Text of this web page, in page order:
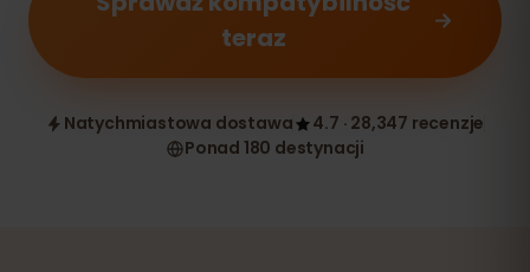
teraz
Natychmiastowa dostawa
4.7 · 28,347 recenzje
Ponad 180 destynacji